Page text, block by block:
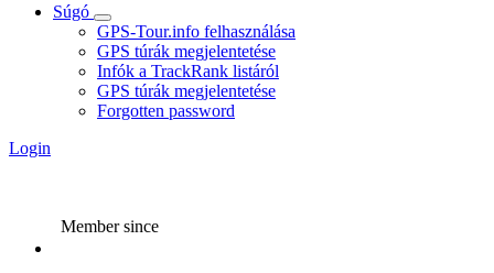
Súgó
GPS-Tour.info felhasználása
GPS túrák megjelentetése
Infók a TrackRank listáról
GPS túrák megjelentetése
Forgotten password
Login
Member since